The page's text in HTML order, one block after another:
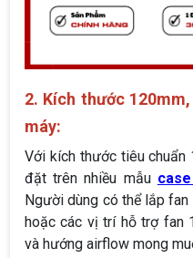
2. Kích thước
máy:
Với kích thước tiêu
đặt trên nhiều mẫu
Người dùng có thể lắp
hoặc các vị trí hỗ trợ fan
và hướng airflow mong